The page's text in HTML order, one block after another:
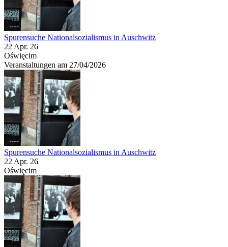
Spurensuche Nationalsozialismus in Auschwitz
22 Apr. 26
Oświęcim
Veranstaltungen am 27/04/2026
Spurensuche Nationalsozialismus in Auschwitz
22 Apr. 26
Oświęcim